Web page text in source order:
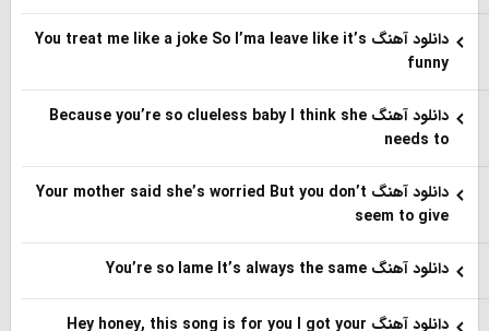
دانلود آهنگ You treat me like a joke So I’ma leave like it’s
funny
دانلود آهنگ Because you’re so clueless baby I think she
needs to
دانلود آهنگ Your mother said she’s worried But you don’t
seem to give
دانلود آهنگ You’re so lame It’s always the same
دانلود آهنگ Hey honey, this song is for you I got your